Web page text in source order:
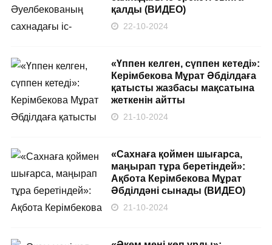
қалды (ВИДЕО)
22-10-2024
«Үппен келген, сүппен кетеді»:
Керімбекова Мұрат Әбділдаға
қатысты жазбасы мақсатына
жеткенін айтты
21-10-2024
«Сахнаға қоймен шығарса,
маңырап тұра беретіндей»:
Ақбота Керімбекова Мұрат
Әбділдәні сынады (ВИДЕО)
21-10-2024